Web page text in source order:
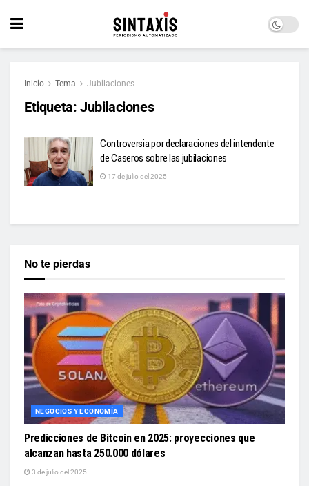
Inicio Tema Jubilaciones
Etiqueta: Jubilaciones
Controversia por declaraciones del intendente
de Caseros sobre las jubilaciones
17 de julio del 2025
No te pierdas
NEGOCIOS Y ECONOMÍA
Predicciones de Bitcoin en 2025: proyecciones que
alcanzan hasta 250.000 dólares
3 de julio del 2025